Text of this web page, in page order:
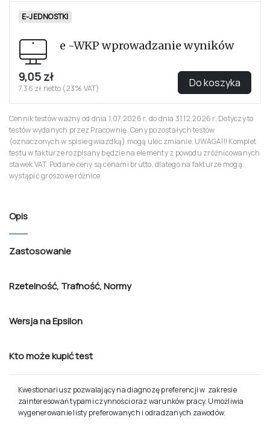
E-JEDNOSTKI
e -WKP wprowadzanie wyników
9,05 zł
7,36 zł netto (23% VAT) Do koszyka
Cennik testów ważny od dnia 1.07.2026 r. do dnia 31.12.2026 r. Dotyczy to
testów wydanych przez Pracownię. Ceny pozostałych testów
(oznaczonych w spisie gwiazdką) mogą ulec zmianie. UWAGA!!! Komplet
testu w fakturze rozpisany będzie na elementy z powodu zróżnicowanych
stawek VAT. Podane ceny są cenami brutto, dlatego na fakturze mogą
wystąpić groszowe różnice.
Opis
Zastosowanie
Rzetelność, Trafność,Normy
Wersja na Epsilon
Kto może kupić test
Kwestionariusz pozwalający na diagnozę preferencji w zakresie
zainteresowań typami czynności oraz warunków pracy. Umożliwia
wygenerowanie listy preferowanych i odradzanych zawodów.